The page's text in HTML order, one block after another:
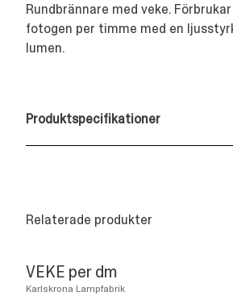
Rundbrännare med veke.
fotogen per timme med en
lumen.
Produktspecifikationer
Relaterade produkter
VEKE per dm
Karlskrona Lampfabrik